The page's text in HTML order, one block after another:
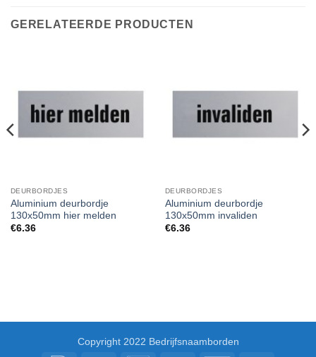
GERELATEERDE PRODUCTEN
DEURBORDJES
Aluminium deurbordje
130x50mm hier melden
€6.36
DEURBORDJES
Aluminium deurbordje
130x50mm invaliden
€6.36
Copyright 2022 Bedrijfsnaamborden